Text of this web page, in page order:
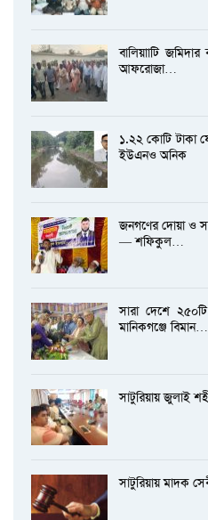
বালিয়াাটি জমিদার
আফরোজা…
১.২২ কোটি টাকা
ইউএনও অনিক
জনগণের দোয়া ও
— শফিকুল…
সারা দেশে
মানিকগঞ্জে বিমান…
সাটুরিয়ায় জুলাই
সাটুরিয়ায় মাদক